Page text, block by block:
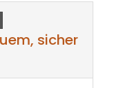
sicher